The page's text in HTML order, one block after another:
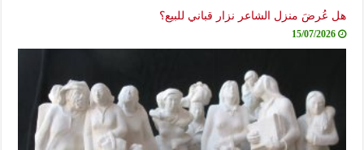
هل عُرضَ منزل الشاعر نزار قباني للبيع؟
15/07/2026